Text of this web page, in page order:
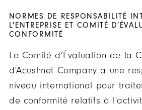
NORMES DE RESPONSABILITÉ
L'ENTREPRISE ET COMITÉ
CONFORMITÉ
Le Comité d’Évaluation de la
d'Acushnet Company a une
niveau international pour
de conformité relatifs à